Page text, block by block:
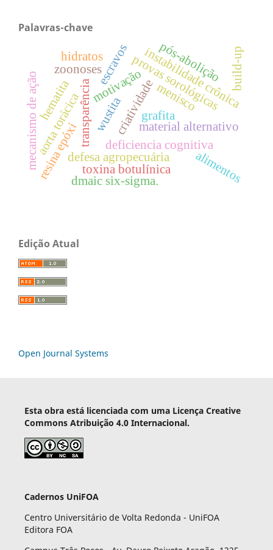
Palavras-chave
transparência
aorta torácica criatividadematerial alternativo
motivação
zoonoses
defesa agropecuária
provas sorológicas
deficiencia cognitiva
wustita
instabilidade crônica
menisco
toxina botulínica
mecanismo de ação
escravos pós-abolição
resina epóxi
hematita
alimentos
build-up
dmaic six-sigma.
grafita
hidratos
Edição Atual
Open Journal Systems
Esta obra está licenciada com uma Licença Creative
Commons Atribuição 4.0 Internacional.
Cadernos UniFOA
Centro Universitário de Volta Redonda - UniFOA
Editora FOA